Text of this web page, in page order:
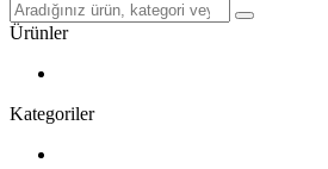
Ürünler
Kategoriler